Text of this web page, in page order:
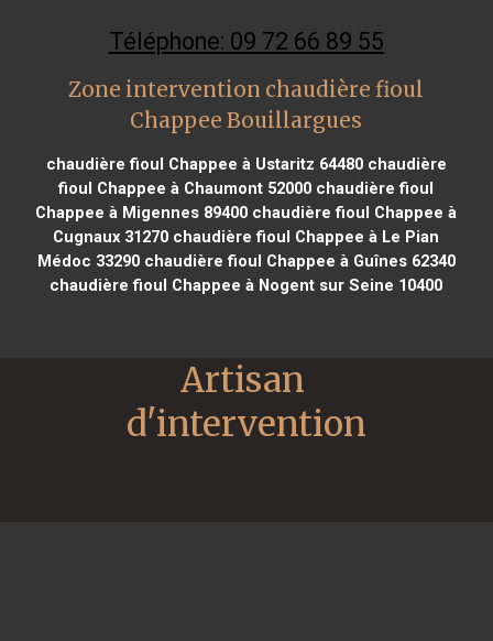
Téléphone: 09 72 66 89 55
Zone intervention chaudière fioul
Chappee Bouillargues
chaudière fioul Chappee à Ustaritz 64480chaudière
fioul Chappee à Chaumont 52000 chaudière fioul
Chappee à Migennes 89400 chaudière fioul Chappee à
Cugnaux 31270 chaudière fioul Chappee à Le Pian
Médoc 33290chaudière fioul Chappee à Guînes 62340
chaudière fioul Chappee à Nogent sur Seine 10400
Artisan
d'intervention